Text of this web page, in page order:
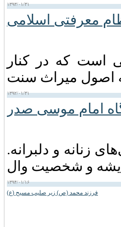
۱۳۹۳/۰۱/۳۱
معرفتی اسلامی
است که در کنار
۱۳۹۲/۰۱/۳۱
امام موسی صدر
زنانه و دلبرانه.
۱۳۹۴/۰۱/۱۶
فرزند محمد (ص) زیر صلیب مسیح (ع)